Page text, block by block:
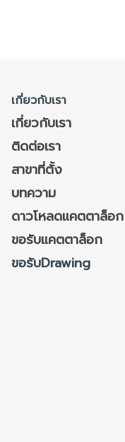
เกี่ยวกับเรา
เกี่ยวกับเรา
ติดต่อเรา
สาขาที่ตั้ง
บทความ
ดาวโหลดแคตตาล็อก
ขอรับแคตตาล็อก
ขอรับDrawing